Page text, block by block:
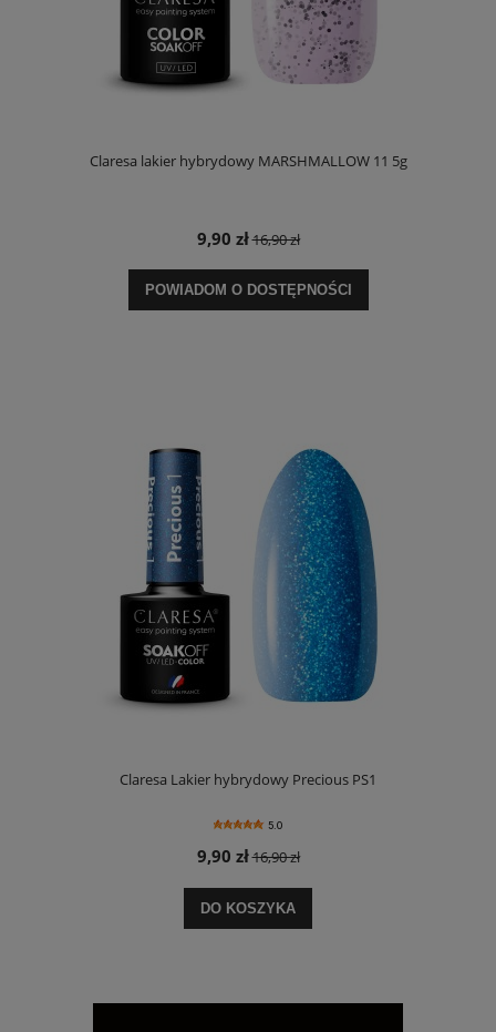
Claresa lakier hybrydowy MARSHMALLOW 11 5g
9,90 zł16,90 zł
POWIADOM O DOSTĘPNOŚCI
Claresa Lakier hybrydowy Precious PS1
5.0
9,90 zł16,90 zł
DO KOSZYKA